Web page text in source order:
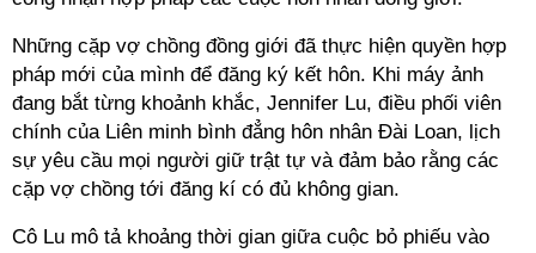
Những cặp vợ chồng đồng giới đã thực hiện quyền hợp
pháp mới của mình để đăng ký kết hôn. Khi máy ảnh
đang bắt từng khoảnh khắc, Jennifer Lu, điều phối viên
chính của Liên minh bình đẳng hôn nhân Đài Loan, lịch
sự yêu cầu mọi người giữ trật tự và đảm bảo rằng các
cặp vợ chồng tới đăng kí có đủ không gian.
Cô Lu mô tả khoảng thời gian giữa cuộc bỏ phiếu vào